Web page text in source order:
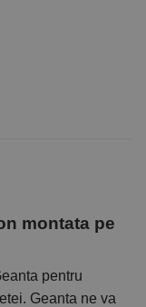
montata pe
pentru
Geanta ne va